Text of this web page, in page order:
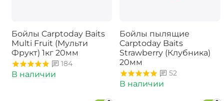
Бойлы Carptoday Baits
Multi Fruit (Мульти
Фрукт) 1кг 20мм
184
В наличии
Бойлы пылящие
Carptoday Baits
Strawberry (Клубника)
20мм
52
В наличии